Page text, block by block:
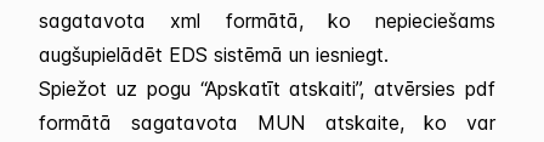
sagatavota xml formātā, ko nepieciešams
augšupielādēt EDS sistēmā un iesniegt.
Spiežot uz pogu “Apskatīt atskaiti”, atvērsies pdf
formātā sagatavota MUN atskaite, ko var